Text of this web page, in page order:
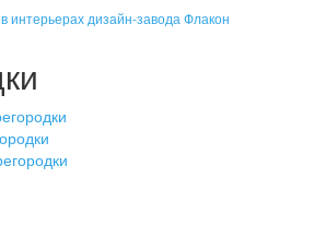
интерьерах дизайн-завода Флакон